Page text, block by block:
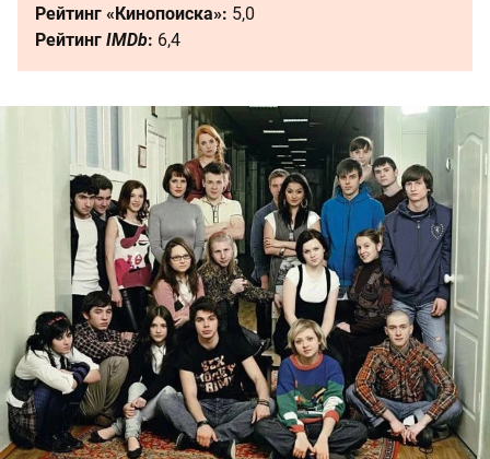
Рейтинг «Кинопоиска»: 5,0
Рейтинг IMDb: 6,4